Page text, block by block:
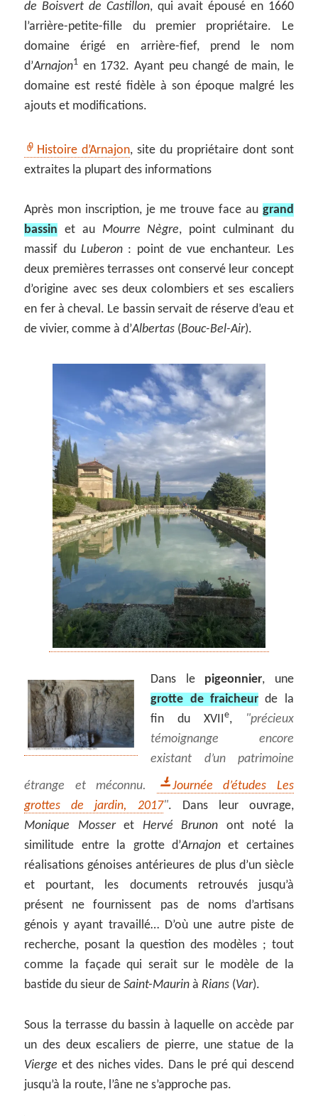
de Boisvert de Castillon, qui avait épousé en 1660
l’arrière-petite-fille du premier propriétaire. Le
domaine érigé en arrière-fief, prend le nom
d’Arnajon1 en 1732. Ayant peu changé de main, le
domaine est resté fidèle à son époque malgré les
ajouts et modifications.
Histoire d’Arnajon, site du propriétaire dont sont
extraites la plupart des informations
Après mon inscription, je me trouve face au grand
bassin et au Mourre Nègre, point culminant du
massif du Luberon: point de vue enchanteur. Les
deux premières terrasses ont conservé leur concept
d’origine avec ses deux colombiers et ses escaliers
en fer à cheval. Le bassin servait de réserve d’eau et
de vivier, comme à d’Albertas (Bouc-Bel-Air).
Dans le pigeonnier, une
grotte de fraicheur de la
fin du XVIIe,
précieux
témoignange encore
existant d’un patrimoine
étrange et méconnu.
Journée d’études Les
grottes de jardin, 2017 . Dans leur ouvrage,
Monique Mosseret Hervé Brunon ont noté la
similitude entre la grotte d’Arnajonet certaines
réalisations génoises antérieures de plus d’un siècle
et pourtant, les documents retrouvés jusqu’à
présent ne fournissent pas de noms d’artisans
génois y ayant travaillé… D’où une autre piste de
recherche, posant la question des modèles ; tout
comme la façade qui serait sur le modèle de la
bastide du sieur deSaint-Maurin à Rians (Var).
Sous la terrasse du bassin à laquelle on accède par
un des deux escaliers de pierre, une statue de la
Vierge et des niches vides. Dans le pré qui descend
jusqu’à la route, l’âne ne s’approche pas.